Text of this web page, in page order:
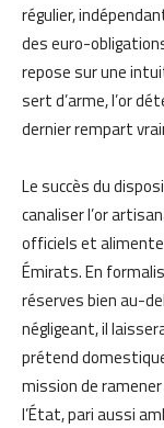
régulier,
des euro-
repose sur une
sert d’arme, l’or
dernier rempart
Le succès du
canaliser l’or
officiels et
Émirats. En
réserves bien au-
négligeant, il
prétend
mission de
l’État, pari aussi